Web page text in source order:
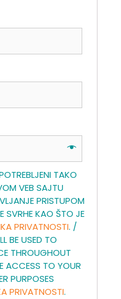
TAKO
VEB SAJTU
PRISTUPOM
SVRHE KAO ŠTO JE
PRIVATNOSTI. /
BE USED TO
THROUGHOUT
ACCESS TO YOUR
PURPOSES
PRIVATNOSTI.